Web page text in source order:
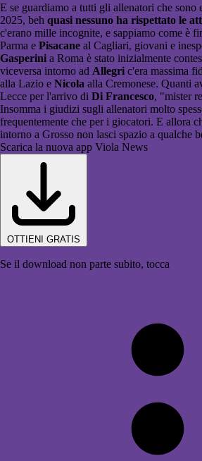
E se guardiamo a tutti gli allenatori che sono
2025, beh quasi nessuno ha rispettato le
c'erano mille incognite, e sappiamo come è
Parma e Pisacane al Cagliari, giovani e
Gasperini a Roma è stato inizialmente
viceversa intorno ad Allegri c'era massima
alla Lazio e Nicola alla Cremonese. Quanti
Lecce per l'arrivo di Di Francesco, "mister
Insomma i giudizi sugli allenatori molto
frequentemente che per i giocatori. E allora
intorno a Grosso non lasci spazio a qualche
Scarica la nuova app Viola News
OTTIENI GRATIS
Se il download non parte subito, tocca